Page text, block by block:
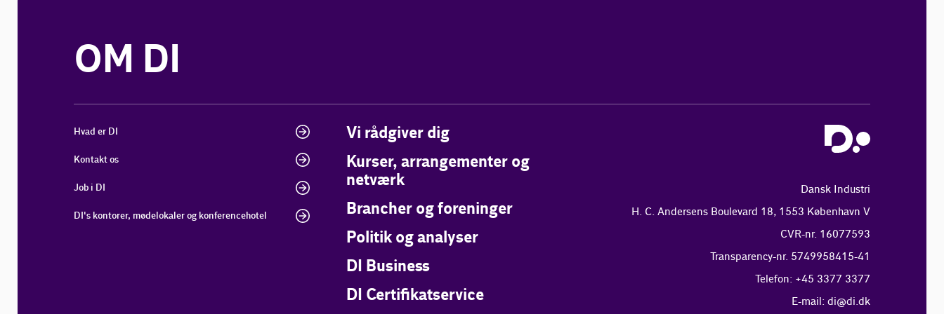
OM DI
Hvad er DI
Kontakt os
Job i DI
DI's kontorer, mødelokaler og konferencehotel
Vi rådgiver dig
Kurser, arrangementer og
netværk
Brancher og foreninger
Politik og analyser
DI Business
DI Certifikatservice
Dansk Industri
H. C. Andersens Boulevard 18, 1553 København V
CVR-nr. 16077593
Transparency-nr. 5749958415-41
Telefon: +45 3377 3377
E-mail: di@di.dk